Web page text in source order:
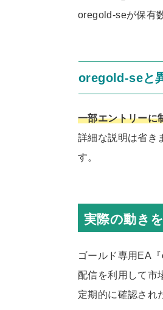
oregold-seが保有
oregold-seと
一部エントリーに
詳細な説明は省き
す。
実際の動き
ゴールド専用EA
配信を利用して市
定期的に確認され